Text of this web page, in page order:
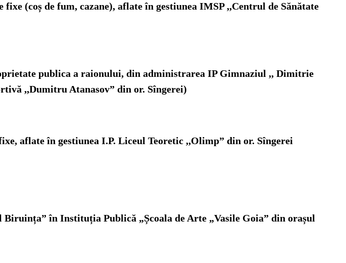
(coș de fum, cazane), aflate în gestiunea IMSP ,,Centrul de Sănătate
publica a raionului, din administrarea IP Gimnaziul ,, Dimitrie
,,Dumitru Atanasov” din or. Sîngerei)
aflate în gestiunea I.P. Liceul Teoretic ,,Olimp” din or. Sîngerei
Biruința” în Instituția Publică „Școala de Arte „Vasile Goia” din orașul